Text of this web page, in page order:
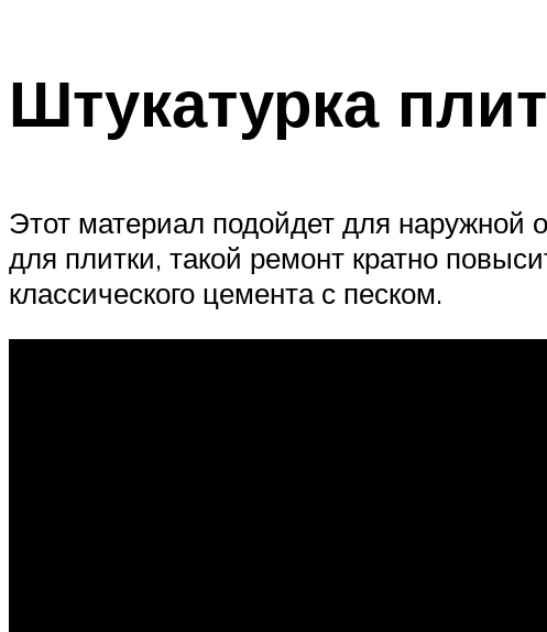
Штукатурка
Этот материал подойдет для наружной
для плитки, такой ремонт кратно
классического цемента с песком.